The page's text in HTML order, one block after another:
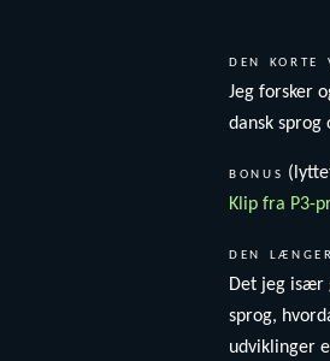
den korte
Jeg forsker
dansk sprog
bonus
Klip fra P3-
den
Det jeg især
sprog,
udviklinger